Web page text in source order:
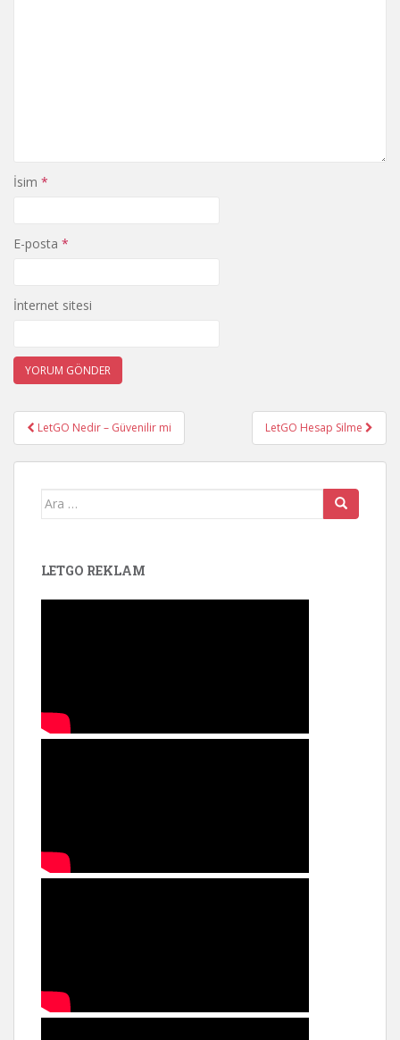
İsim *
E-posta *
İnternet sitesi
Yazı dolaşımı
LetGO Nedir – Güvenilir mi LetGO Hesap Silme
Arama yap:
LETGO REKLAM